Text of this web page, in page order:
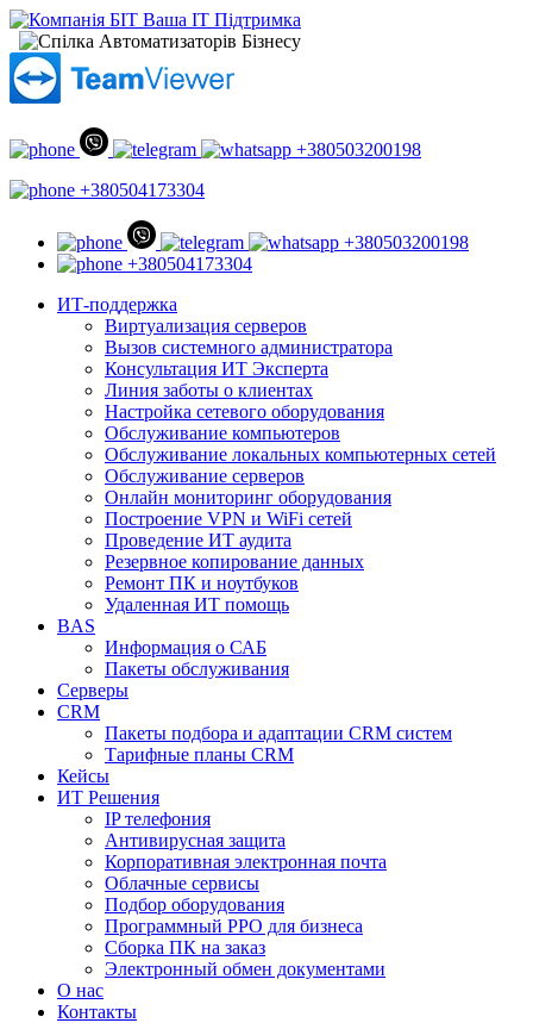
+380503200198
+380504173304
+380503200198
+380504173304
ИТ-поддержка
Виртуализация серверов
Вызов системного администратора
Консультация ИТ Эксперта
Линия заботы о клиентах
Настройка сетевого оборудования
Обслуживание компьютеров
Обслуживание локальных компьютерных сетей
Обслуживание серверов
Онлайн мониторинг оборудования
Построение VPN и WiFi сетей
Проведение ИТ аудита
Резервное копирование данных
Ремонт ПК и ноутбуков
Удаленная ИТ помощь
BAS
Информация о САБ
Пакеты обслуживания
Серверы
CRM
Пакеты подбора и адаптации CRM систем
Тарифные планы CRM
Кейсы
ИТ Решения
IP телефония
Антивирусная защита
Корпоративная электронная почта
Облачные сервисы
Подбор оборудования
Программный РРО для бизнеса
Сборка ПК на заказ
Электронный обмен документами
О нас
Контакты